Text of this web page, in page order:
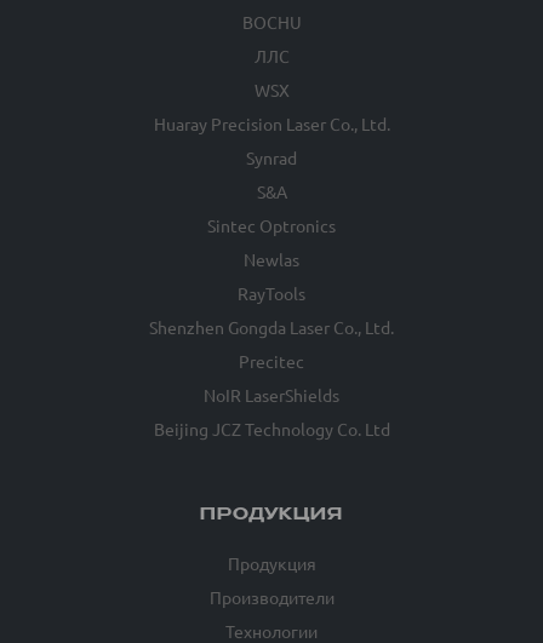
BOCHU
ЛЛС
WSX
Huaray Precision Laser Co., Ltd.
Synrad
S&A
Sintec Optronics
Newlas
RayTools
Shenzhen Gongda Laser Co., Ltd.
Precitec
NoIR LaserShields
Beijing JCZ Technology Co. Ltd
ПРОДУКЦИЯ
Продукция
Производители
Технологии